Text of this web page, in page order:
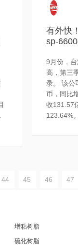
有外快
sp-
9月份，
高，第三
录。 该公
币，同比
收131.57
123.64%
44 45 46 47
增粘树脂
硫化树脂